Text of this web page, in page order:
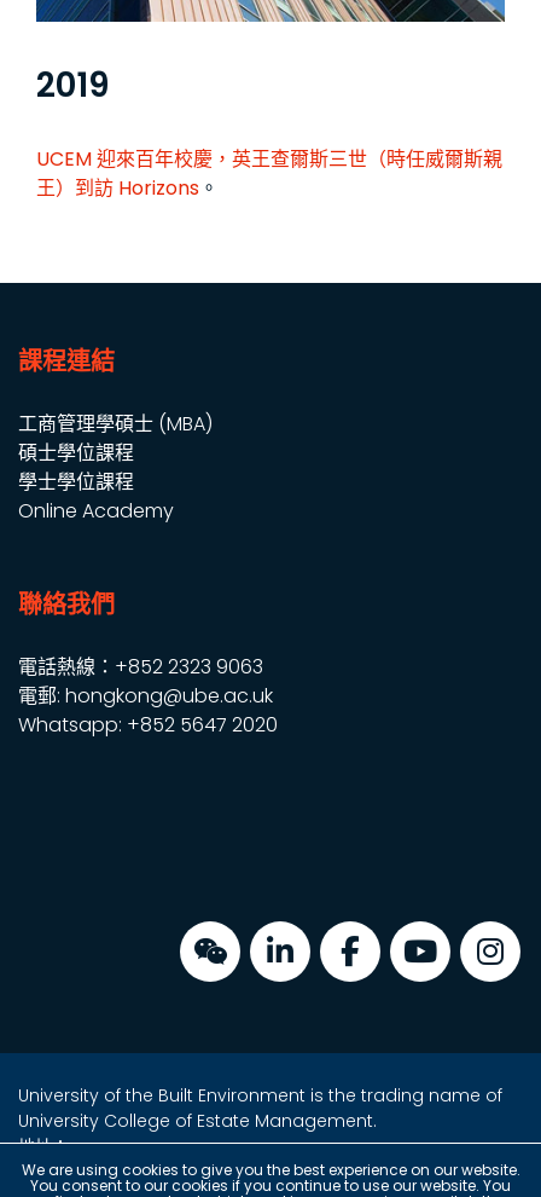
We are using cookies to give you the best experience on our website.
You consent to our cookies if you continue to use our website. You
2019
UCEM 迎來百年校慶，英王查爾斯三世（時任威爾斯親
王）到訪 Horizons 。
課程連結
工商管理學碩士 (MBA)
碩士學位課程
學士學位課程
Online Academy
聯絡我們
電話熱線：+852 2323 9063
電郵: hongkong@ube.ac.uk
Whatsapp: +852 5647 2020
University of the Built Environment is the trading name of
University College of Estate Management.
地址：
金鐘海富中心2座16樓2室